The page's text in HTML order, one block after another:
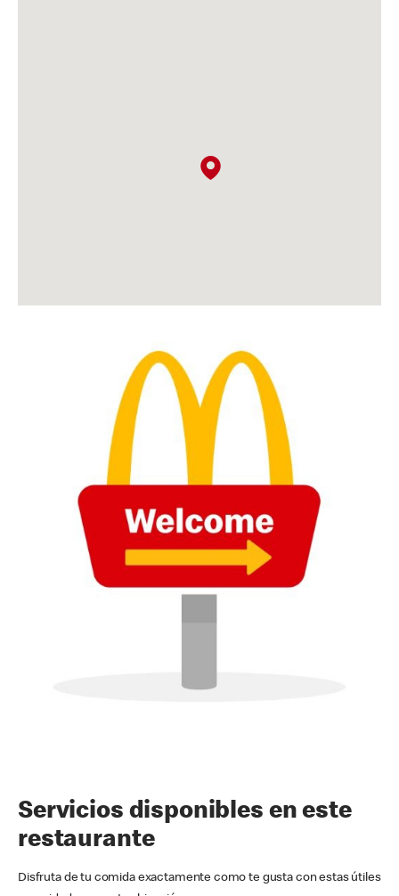
Servicios disponibles en este
restaurante
Disfruta de tu comida exactamente como te gusta con estas útiles